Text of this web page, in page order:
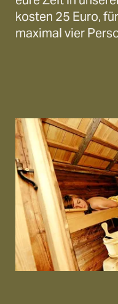
kosten 25 Euro,
maximal vier